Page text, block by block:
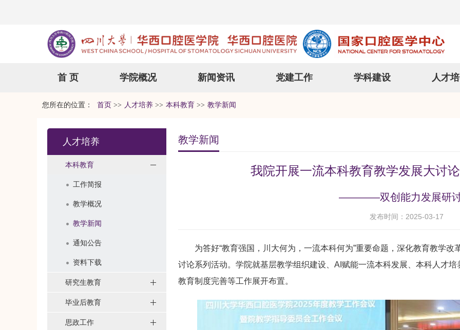
首 页 学院概况 新闻资讯 党建工作 学科建设 人才
您所在的位置： 首页 >> 人才培养 >> 本科教育 >> 教学新闻
人才培养
本科教育
工作简报
教学概况
教学新闻
通知公告
资料下载
研究生教育
毕业后教育
思政工作
教学新闻
我院开展一流本科教育教学发展大讨
————双创能力发展研
发布时间：2025-03-17
为答好“教育强国，川大何为，一流本科何为”重要命题，深化教育教学
讨论系列活动。学院就基层教学组织建设、AI赋能一流本科发展、本科人才
教育制度完善等工作展开布置。